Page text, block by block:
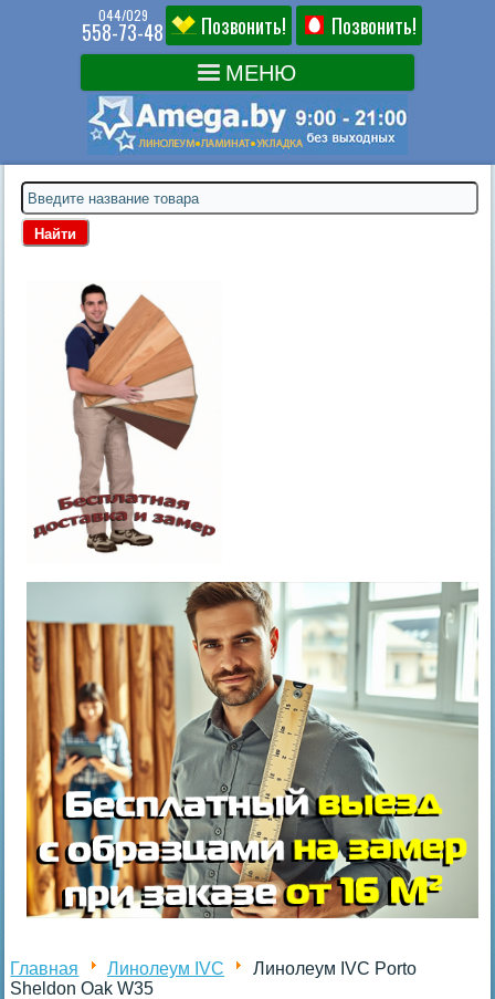
044/029
558-73-48 Позвонить! Позвонить!
Главная Линолеум IVC
Линолеум IVC Porto
Sheldon Oak W35